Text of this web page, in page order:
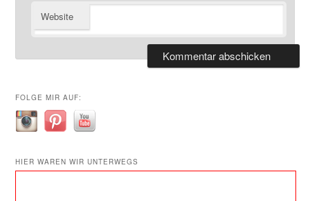
Website
FOLGE MIR AUF:
HIER WAREN WIR UNTERWEGS